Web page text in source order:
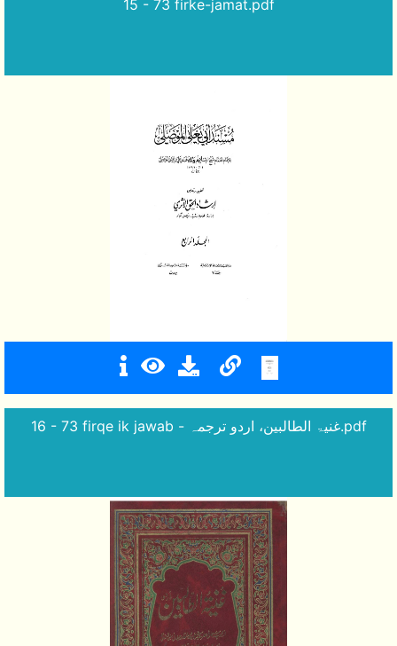
15 - 73 firke-jamat.pdf
16 - 73 firqe ik jawab - غنیۃ الطالبین، اردو ترجمہ.pdf